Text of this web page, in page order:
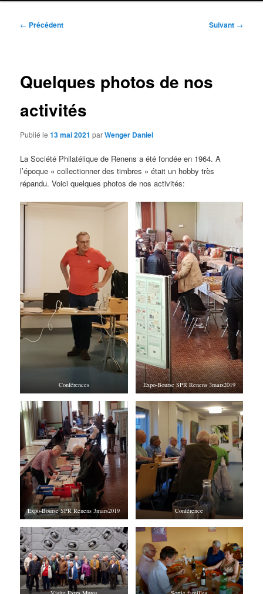
Navigation
← Précédent Suivant →
Quelques photos de nos
activités
Publié le13 mai 2021 parWenger Daniel
La Société Philatélique de Renens a été fondée en 1964. A
l’époque « collectionner des timbres » était un hobby très
répandu. Voici quelques photos de nos activités:
Conférences Expo-Bourse SPR Renens 3mars2019
Expo-Bourse SPR Renens 3mars2019 Conférence